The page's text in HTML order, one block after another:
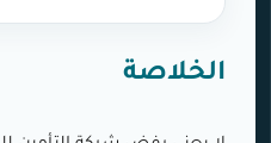
الخلاصة